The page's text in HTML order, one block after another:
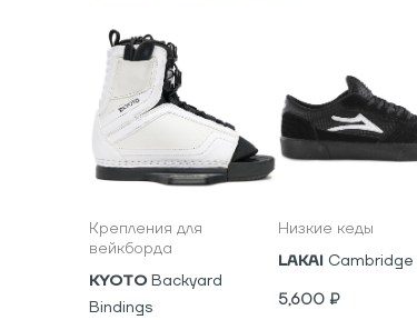
Крепления для
вейкборда
KYOTO Backyard
Bindings
Низкие кеды
LAKAI Cambridge
5,600 ₽